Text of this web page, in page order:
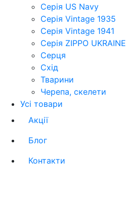
Серія US Navy
Серія Vintage 1935
Серія Vintage 1941
Серія ZIPPO UKRAINE
Серця
Схід
Тварини
Черепа, скелети
Усі товари
Акції
Блог
Контакти